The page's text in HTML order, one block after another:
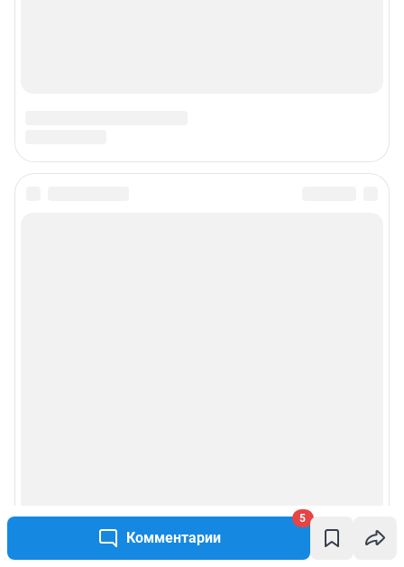
Комментарии
5